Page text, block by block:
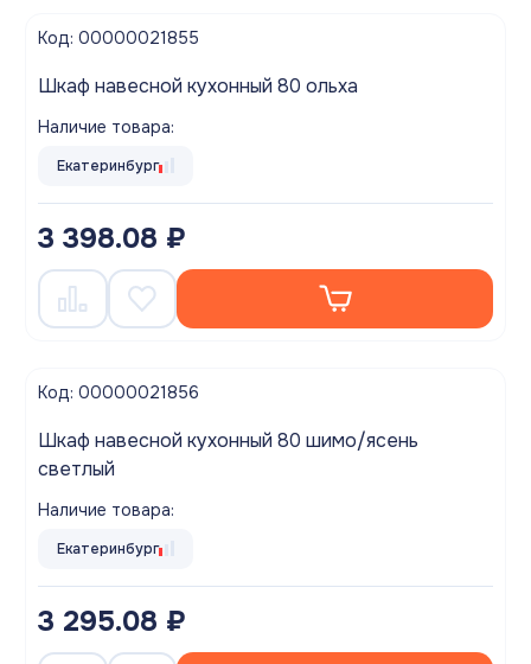
Код: 00000021855
Шкаф навесной кухонный 80 ольха
Наличие товара:
Екатеринбург
3 398.08 ₽
Код: 00000021856
Шкаф навесной кухонный 80 шимо/ясень
светлый
Наличие товара:
Екатеринбург
3 295.08 ₽